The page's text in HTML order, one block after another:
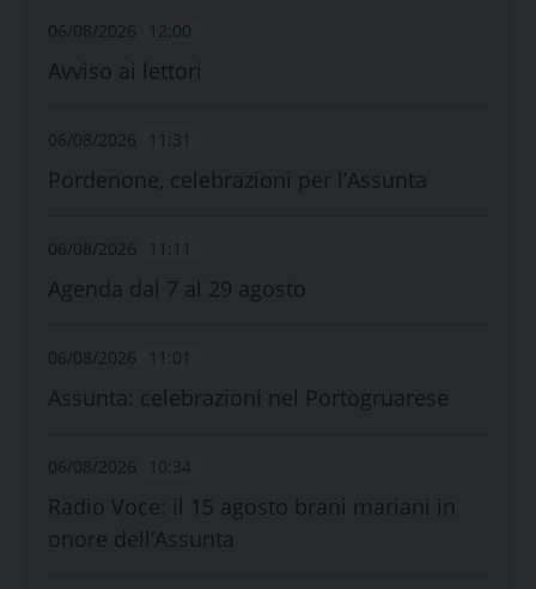
06/08/2026 12:00
Avviso ai lettori
06/08/2026 11:31
Pordenone, celebrazioni per l’Assunta
06/08/2026 11:11
Agenda dal 7 al 29 agosto
06/08/2026 11:01
Assunta: celebrazioni nel Portogruarese
06/08/2026 10:34
Radio Voce: il 15 agosto brani mariani in
onore dell’Assunta